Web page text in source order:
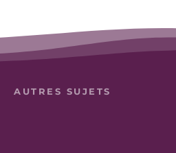
AUTRES SUJETS